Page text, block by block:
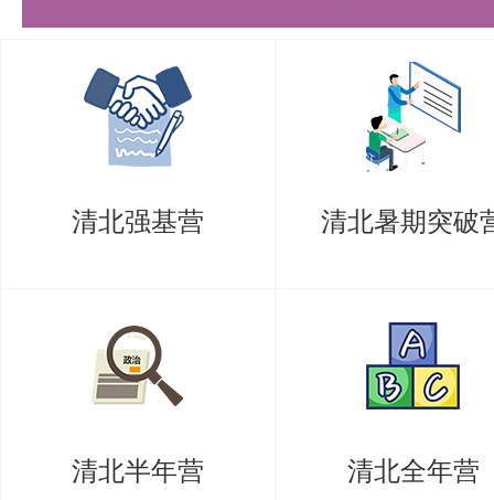
清北强基营 清北暑期突破
清北半年营 清北全年营